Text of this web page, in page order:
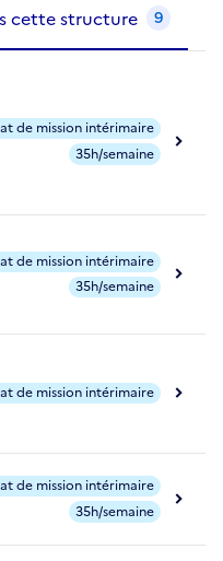
cette structure 9
de mission intérimaire
35h/semaine
de mission intérimaire
35h/semaine
de mission intérimaire
de mission intérimaire
35h/semaine